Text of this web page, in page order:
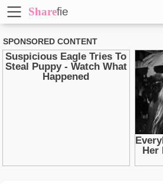
Sharefie